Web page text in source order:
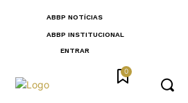
ABBP NOTÍCIAS
ABBP INSTITUCIONAL
ENTRAR
0